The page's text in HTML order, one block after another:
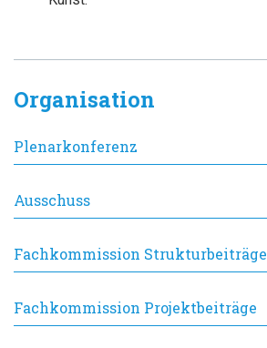
Organisation
Plenarkonferenz
Ausschuss
Fachkommission Strukturbeiträge
Fachkommission Projektbeiträge